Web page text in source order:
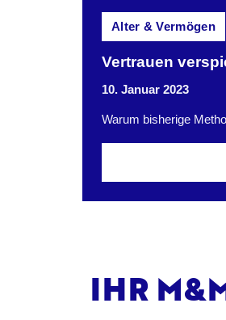
Alter & Vermögen
Vertrauen
10. Januar 2023
Warum bisherige
IHR